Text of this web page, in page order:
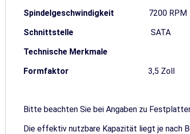
Spindelgeschwindigkeit 7200 RPM
Schnittstelle
SATA
Technische Merkmale
Formfaktor
3,5 Zoll
Bitte beachten Sie bei Angaben zu
Die effektiv nutzbare Kapazität liegt je nach